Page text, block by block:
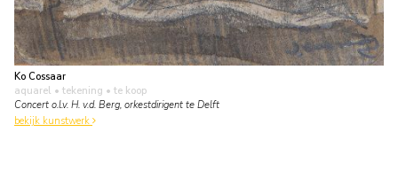
Ko Cossaar
aquarel • tekening • te koop
Concert o.l.v. H. v.d. Berg, orkestdirigent te Delft
bekijk kunstwerk